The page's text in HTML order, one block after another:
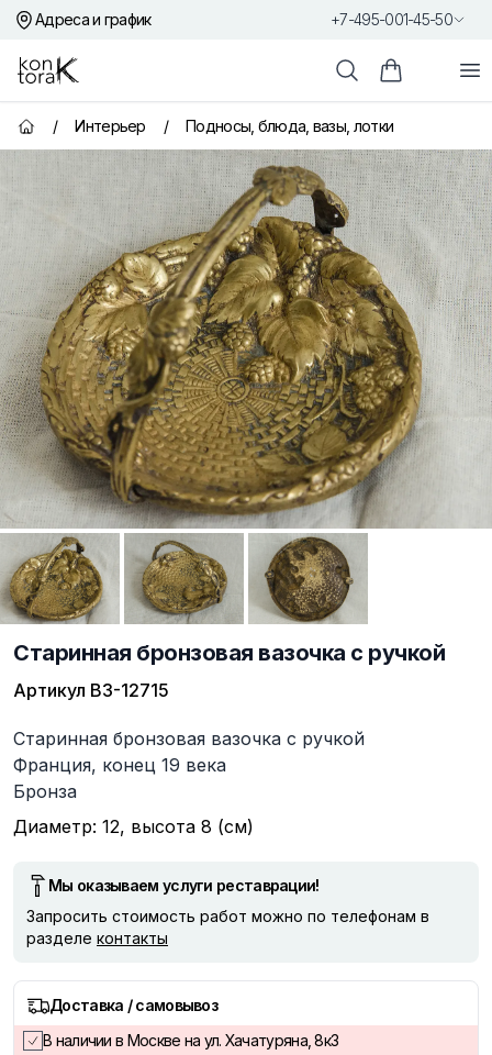
Адреса и график +7-495-001-45-50
Контора К
ПоискКорзина
Главная страница
/ Интерьер / Подносы, блюда, вазы, лотки
Старинная бронзовая вазочка с ручкой
Артикул ВЗ-12715
Описание
Старинная бронзовая вазочка с ручкой
Франция, конец 19 века
Бронза
Диаметр: 12, высота 8 (см)
Мы оказываем услуги реставрации!
Запросить стоимость работ можно по телефонам в
разделе контакты
Доставка / самовывоз
В наличии в Москве на ул. Хачатуряна, 8к3